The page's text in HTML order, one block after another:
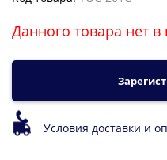
Данного товара нет в
Условия доставки и